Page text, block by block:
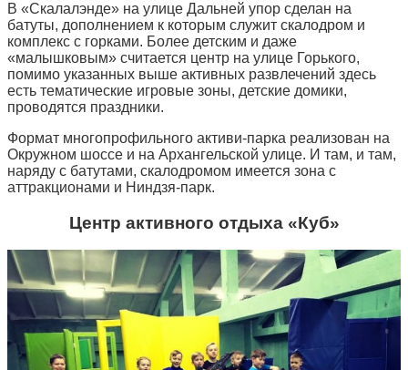
В «Скалалэнде» на улице Дальней упор сделан на
батуты, дополнением к которым служит скалодром и
комплекс с горками. Более детским и даже
«малышковым» считается центр на улице Горького,
помимо указанных выше активных развлечений здесь
есть тематические игровые зоны, детские домики,
проводятся праздники.
Формат многопрофильного активи-парка реализован на
Окружном шоссе и на Архангельской улице. И там, и там,
наряду с батутами, скалодромом имеется зона с
аттракционами и Ниндзя-парк.
Центр активного отдыха «Куб»